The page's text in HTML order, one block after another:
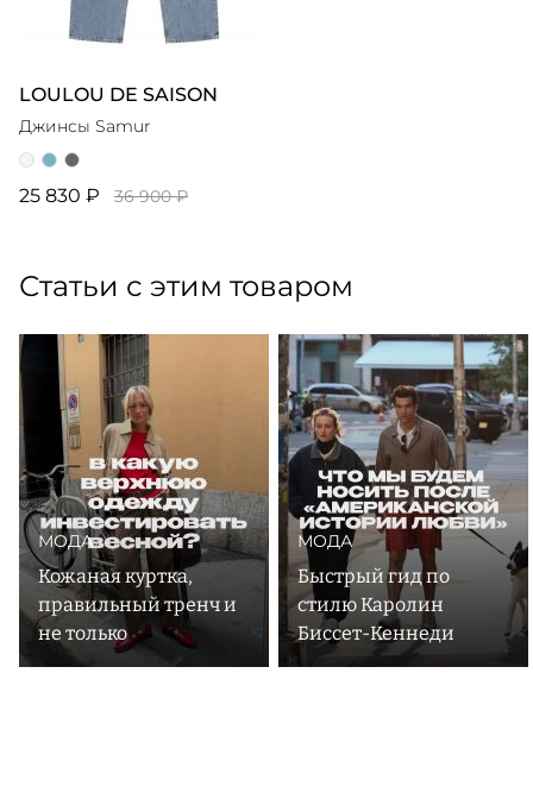
LOULOU DE SAISON
Джинсы Samur
25 830 ₽ 36 900 ₽
Статьи с этим товаром
МОДА
Кожаная куртка,
правильный тренч и
не только
МОДА
Быстрый гид по
стилю Каролин
Биссет-Кеннеди